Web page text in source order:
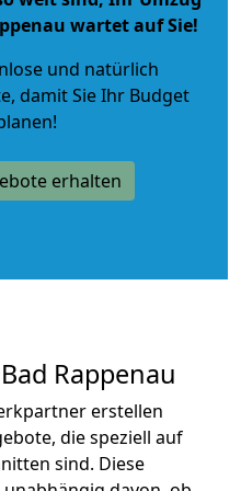
wartet auf Sie!
und natürlich
, damit Sie Ihr Budget
erhalten
Rappenau
erstellen
die speziell auf
sind. Diese